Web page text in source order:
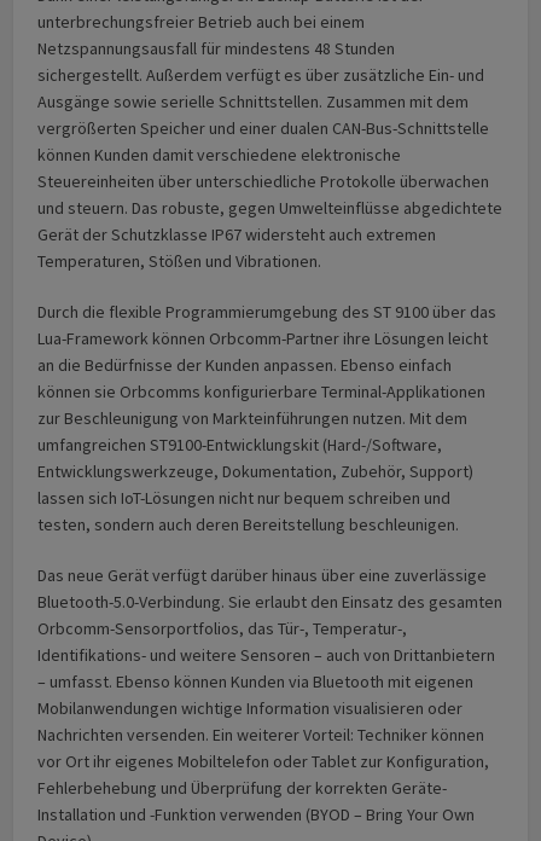
unterbrechungsfreier Betrieb auch bei einem
Netzspannungsausfall für mindestens 48 Stunden
sichergestellt. Außerdem verfügt es über zusätzliche Ein- und
Ausgänge sowie serielle Schnittstellen. Zusammen mit dem
vergrößerten Speicher und einer dualen CAN-Bus-Schnittstelle
können Kunden damit verschiedene elektronische
Steuereinheiten über unterschiedliche Protokolle überwachen
und steuern. Das robuste, gegen Umwelteinflüsse abgedichtete
Gerät der Schutzklasse IP67 widersteht auch extremen
Temperaturen, Stößen und Vibrationen.
Durch die flexible Programmierumgebung des ST 9100 über das
Lua-Framework können Orbcomm-Partner ihre Lösungen leicht
an die Bedürfnisse der Kunden anpassen. Ebenso einfach
können sie Orbcomms konfigurierbare Terminal-Applikationen
zur Beschleunigung von Markteinführungen nutzen. Mit dem
umfangreichen ST9100-Entwicklungskit (Hard-/Software,
Entwicklungswerkzeuge, Dokumentation, Zubehör, Support)
lassen sich IoT-Lösungen nicht nur bequem schreiben und
testen, sondern auch deren Bereitstellung beschleunigen.
Das neue Gerät verfügt darüber hinaus über eine zuverlässige
Bluetooth-5.0-Verbindung. Sie erlaubt den Einsatz des gesamten
Orbcomm-Sensorportfolios, das Tür-, Temperatur-,
Identifikations- und weitere Sensoren – auch von Drittanbietern
– umfasst. Ebenso können Kunden via Bluetooth mit eigenen
Mobilanwendungen wichtige Information visualisieren oder
Nachrichten versenden. Ein weiterer Vorteil: Techniker können
vor Ort ihr eigenes Mobiltelefon oder Tablet zur Konfiguration,
Fehlerbehebung und Überprüfung der korrekten Geräte-
Installation und -Funktion verwenden (BYOD – Bring Your Own